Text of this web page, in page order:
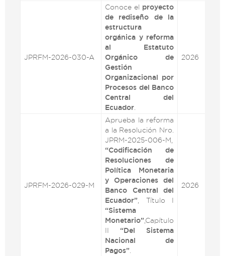
JPRFM-2026-030-A
Conoce el proyecto
de rediseño de la
estructura
orgánica y reforma
al Estatuto
Orgánico de
Gestión
Organizacional por
Procesos del Banco
Central del
Ecuador
2026
JPRFM-2026-029-M
Aprueba la reforma
a la Resolución Nro.
JPRM-2025-006-M,
“Codificación de
Resoluciones de
Política Monetaria
y Operaciones del
Banco Central del
Ecuador” , Título I
“Sistema
Monetario” ,Capítulo
II “Del Sistema
Nacional de
Pagos”
2026